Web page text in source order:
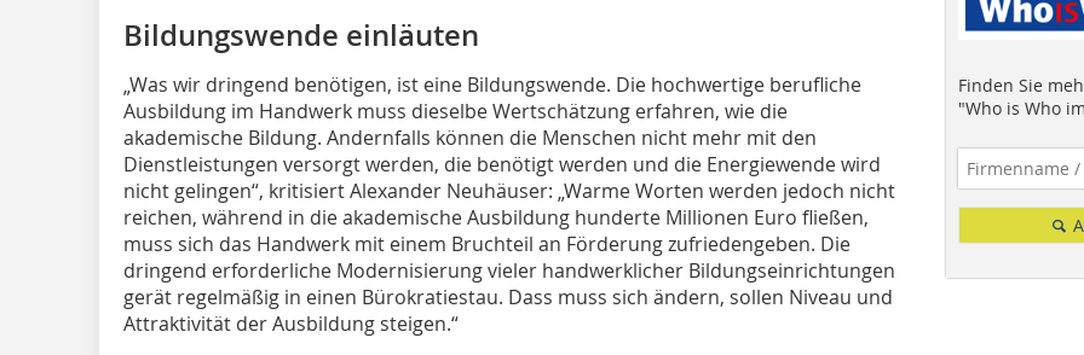
Bildungswende einläuten
„Was wir dringend benötigen, ist eine Bildungswende. Die hochwertige berufliche
Ausbildung im Handwerk muss dieselbe Wertschätzung erfahren, wie die
akademische Bildung. Andernfalls können die Menschen nicht mehr mit den
Dienstleistungen versorgt werden, die benötigt werden und die Energiewende wird
nicht gelingen“, kritisiert Alexander Neuhäuser: „Warme Worten werden jedoch nicht
reichen, während in die akademische Ausbildung hunderte Millionen Euro fließen,
muss sich das Handwerk mit einem Bruchteil an Förderung zufriedengeben. Die
dringend erforderliche Modernisierung vieler handwerklicher Bildungseinrichtungen
gerät regelmäßig in einen Bürokratiestau. Dass muss sich ändern, sollen Niveau und
Attraktivität der Ausbildung steigen.“
Finden Sie
"Who is Who